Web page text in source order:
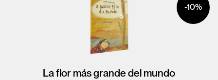
La flor más grande del mundo
-10%